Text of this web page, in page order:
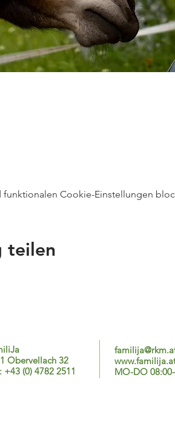
Cookie-Einstellungen
teilen
Obervellach 32
+43 (0) 4782 2511
MO-DO